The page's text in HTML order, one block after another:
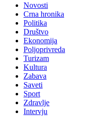
Novosti
Crna hronika
Politika
Društvo
Ekonomija
Poljoprivreda
Turizam
Kultura
Zabava
Saveti
Sport
Zdravlje
Intervju